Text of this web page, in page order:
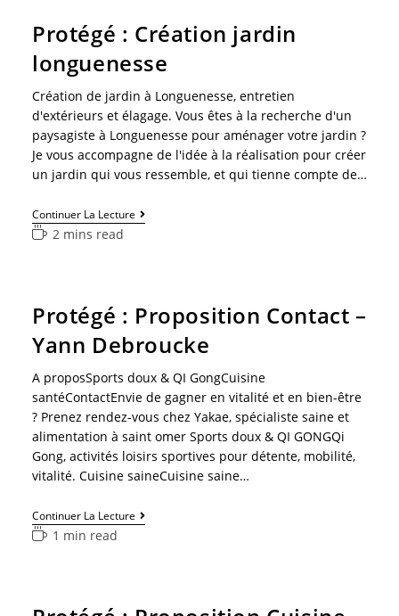
Protégé : Création jardin
longuenesse
Création de jardin à Longuenesse, entretien
d'extérieurs et élagage. Vous êtes à la recherche d'un
paysagiste à Longuenesse pour aménager votre jardin ?
Je vous accompagne de l'idée à la réalisation pour créer
un jardin qui vous ressemble, et qui tienne compte de…
Continuer La Lecture
2 mins read
Protégé : Proposition Contact –
Yann Debroucke
A proposSports doux & QI GongCuisine
santéContactEnvie de gagner en vitalité et en bien-être
? Prenez rendez-vous chez Yakae, spécialiste saine et
alimentation à saint omer Sports doux & QI GONGQi
Gong, activités loisirs sportives pour détente, mobilité,
vitalité. Cuisine saineCuisine saine…
Continuer La Lecture
1 min read